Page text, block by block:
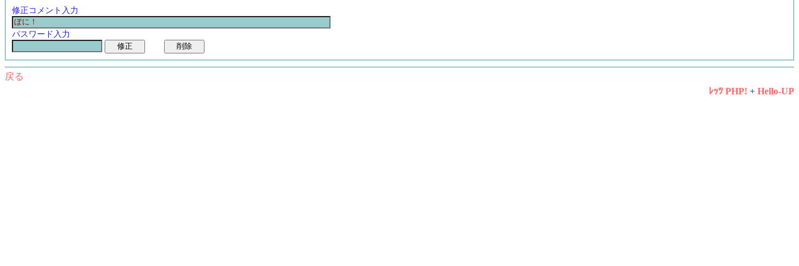
修正コメント入力
パスワード入力
戻る
ﾚｯﾂ PHP! + Hello-UP